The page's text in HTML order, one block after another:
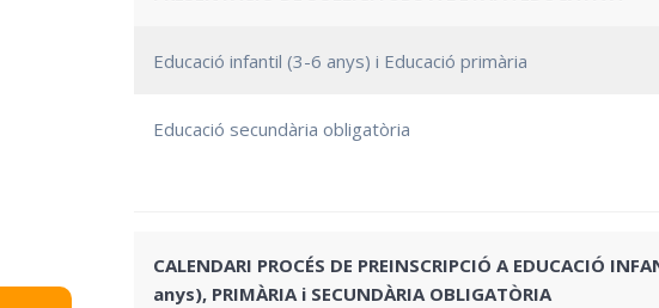
Educació infantil (3-6 anys) i Educació primària
Educació secundària obligatòria
CALENDARI PROCÉS DE PREINSCRIPCIÓ A EDUCACIÓ
anys), PRIMÀRIA i SECUNDÀRIA OBLIGATÒRIA